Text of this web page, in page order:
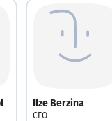
Ilze Berzina
CEO